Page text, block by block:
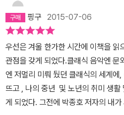
제법 된다. 저자가 비행기와 열차를 여
카를 직접 운전하면서, 유럽 구석구석
있지 않은 비밀스러운 정보들이 이 책에는 가득하
는 법을 알려 주는 부분에서는 저자만
돋보인다. 페스티벌의 주요 공연 티켓
되기 때문에 국내 독자들은 구입하는
자는 포기하기는 아직 이르다고 귀띔
핑구 2015-07-06
우선은 겨울 한가한 시간에 이책을 읽
관점을 갖게 되었다.클래식 음악엔 문
엔 저멀리 미뤄 뒀던 클래식의 세계
뜨고 , 나의 중년 및 노년의 취미 생
게 되었다. 그전에 박종호 저자의 내